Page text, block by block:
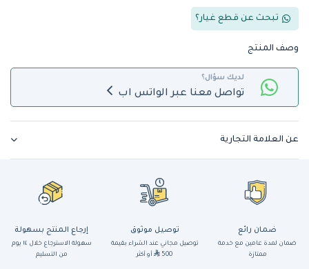
تبحث عن قطع غيار؟
وصف المنتج
لديك سؤال؟
تواصل معنا عبر الواتس اب
عن العلامة التجارية
ضمان رائع
ضمان لمدة عامين مع خدمة
ممتازة
توصيل موثوق
توصيل مجاني عند الشراء بقيمة
500
أو أكثر
إرجاع المنتج بسهولة
سهولة الاسترجاع خلال ١٤ يوم
من التسليم